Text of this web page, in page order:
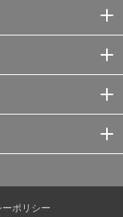
ポリシー